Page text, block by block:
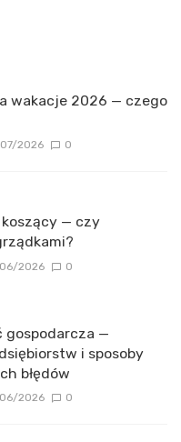
wakacje 2026 — czego
2026 0
koszący — czy
2026 0
gospodarcza —
i sposoby
błędów
2026 0